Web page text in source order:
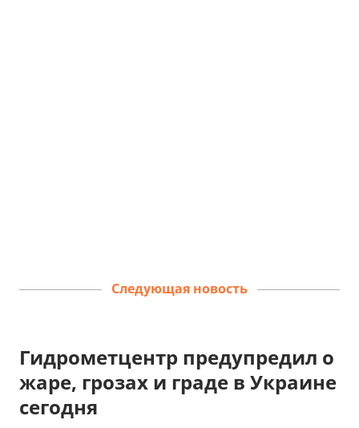
Следующая новость
Гидрометцентр предупредил о
жаре, грозах и граде в Украине
сегодня